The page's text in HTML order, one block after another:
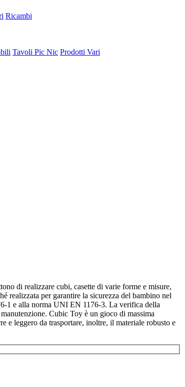
Ricambi
Tavoli Pic Nic Prodotti Vari
di realizzare cubi, casette di varie forme e misure,
realizzata per garantire la sicurezza del bambino nel
1 e alla norma UNI EN 1176-3. La verifica della
Cubic Toy è un gioco di massima
e leggero da trasportare, inoltre, il materiale robusto e